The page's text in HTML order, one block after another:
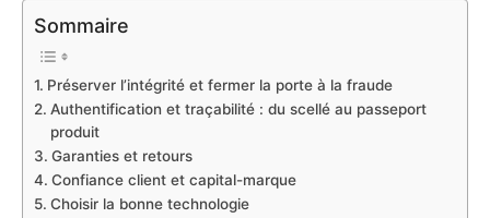
Sommaire
Préserver l’intégrité et fermer la porte à la fraude
Authentification et traçabilité : du scellé au passeport
produit
Garanties et retours
Confiance client et capital-marque
Choisir la bonne technologie